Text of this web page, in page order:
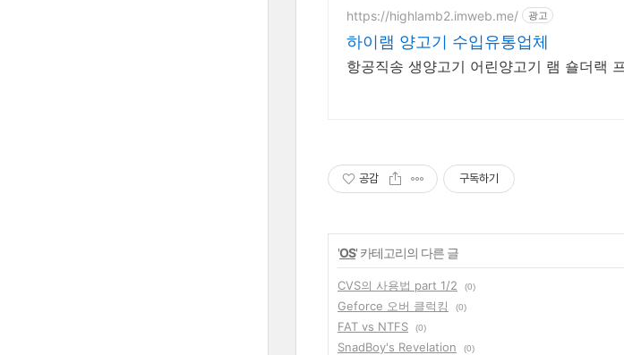
https://highlamb2.imweb.me/ 광고
하이램 양고기 수입유통업체
항공직송 생양고기 어린양고기 램 숄더랙
공감 구독하기
'OS' 카테고리의 다른 글
CVS의 사용법 part 1/2 (0)
Geforce 오버 클럭킹
(0)
FAT vs NTFS
(0)
SnadBoy's Revelation
(0)